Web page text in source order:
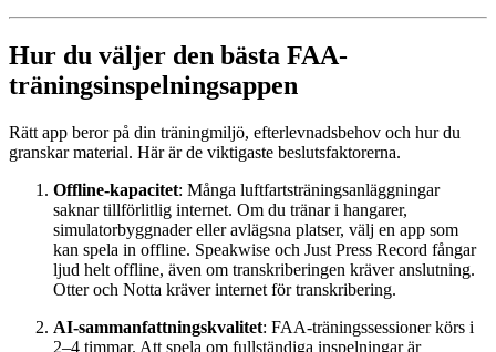
Hur du väljer den bästa FAA-
träningsinspelningsappen
Rätt app beror på din träningmiljö, efterlevnadsbehov och hur du
granskar material. Här är de viktigaste beslutsfaktorerna.
Offline-kapacitet: Många luftfartsträningsanläggningar
saknar tillförlitlig internet. Om du tränar i hangarer,
simulatorbyggnader eller avlägsna platser, välj en app som
kan spela in offline. Speakwise och Just Press Record fångar
ljud helt offline, även om transkriberingen kräver anslutning.
Otter och Notta kräver internet för transkribering.
AI-sammanfattningskvalitet: FAA-träningssessioner körs i
2–4 timmar. Att spela om fullständiga inspelningar är